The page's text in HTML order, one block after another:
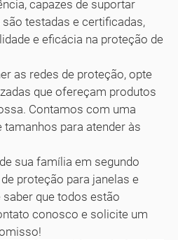
capazes de suportar
testadas e certificadas,
e eficácia na proteção de
as redes de proteção, opte
que ofereçam produtos
Contamos com uma
para atender às
sua família em segundo
proteção para janelas e
saber que todos estão
conosco e solicite um